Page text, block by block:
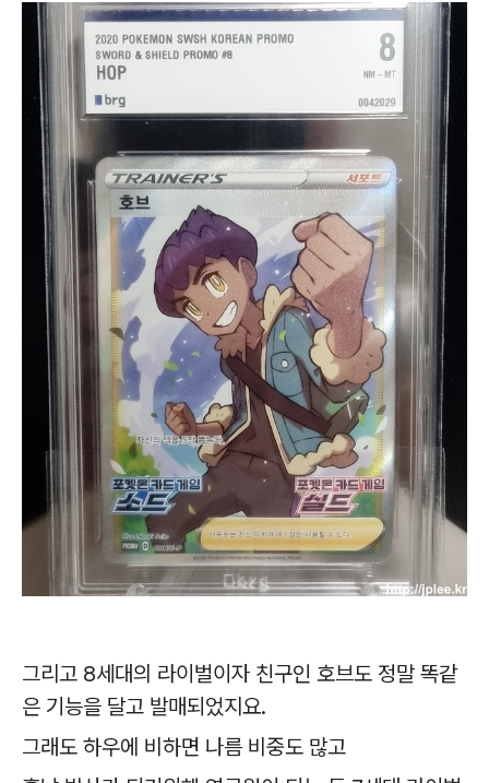
그리고 8세대의 라이벌이자 친구인 호브도 정말 똑같
은 기능을 달고 발매되었지요.
그래도 하우에 비하면 나름 비중도 많고